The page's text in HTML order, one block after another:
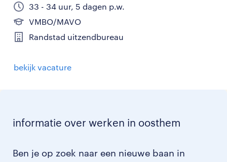
33 - 34 uur, 5 dagen p.w.
VMBO/MAVO
Randstad uitzendbureau
bekijk vacature
informatie over werken in oosthem
Ben je op zoek naar een nieuwe baan in